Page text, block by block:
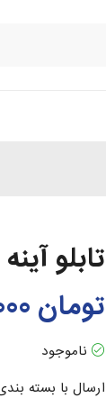
تابلو آینه ای 3 تکه
تومان
ناموجود
ارسال با بسته